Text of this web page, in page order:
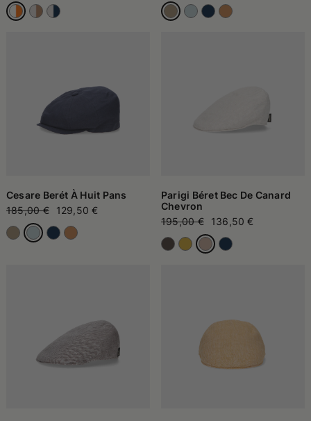
Cesare Berét À Huit Pans
185,00 €
129,50 €
Parigi Béret Bec De Canard
Chevron
195,00 €
136,50 €